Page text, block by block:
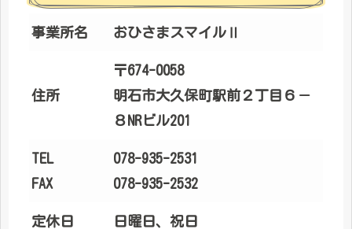
事業所名 おひさまスマイルⅡ
住所
〒674-0058
明石市大久保町駅前２丁目６－
８NRビル201
TEL
FAX
078-935-2531
078-935-2532
定休日 日曜日、祝日